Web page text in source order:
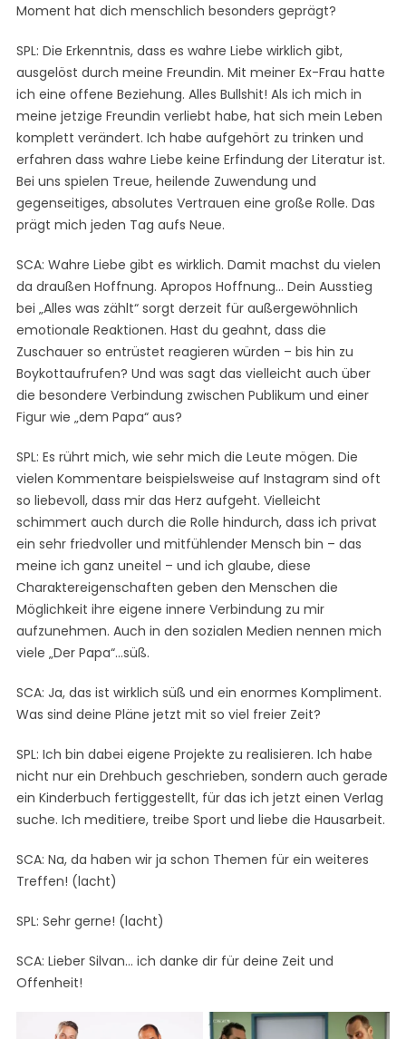
Moment hat dich menschlich besonders geprägt?
SPL: Die Erkenntnis, dass es wahre Liebe wirklich gibt,
ausgelöst durch meine Freundin. Mit meiner Ex-Frau hatte
ich eine offene Beziehung. Alles Bullshit! Als ich mich in
meine jetzige Freundin verliebt habe, hat sich mein Leben
komplett verändert. Ich habe aufgehört zu trinken und
erfahren dass wahre Liebe keine Erfindung der Literatur ist.
Bei uns spielen Treue, heilende Zuwendung und
gegenseitiges, absolutes Vertrauen eine große Rolle. Das
prägt mich jeden Tag aufs Neue.
SCA: Wahre Liebe gibt es wirklich. Damit machst du vielen
da draußen Hoffnung. Apropos Hoffnung… Dein Ausstieg
bei „Alles was zählt“ sorgt derzeit für außergewöhnlich
emotionale Reaktionen. Hast du geahnt, dass die
Zuschauer so entrüstet reagieren würden – bis hin zu
Boykottaufrufen? Und was sagt das vielleicht auch über
die besondere Verbindung zwischen Publikum und einer
Figur wie „dem Papa“ aus?
SPL: Es rührt mich, wie sehr mich die Leute mögen. Die
vielen Kommentare beispielsweise auf Instagram sind oft
so liebevoll, dass mir das Herz aufgeht. Vielleicht
schimmert auch durch die Rolle hindurch, dass ich privat
ein sehr friedvoller und mitfühlender Mensch bin – das
meine ich ganz uneitel – und ich glaube, diese
Charaktereigenschaften geben den Menschen die
Möglichkeit ihre eigene innere Verbindung zu mir
aufzunehmen. Auch in den sozialen Medien nennen mich
viele „Der Papa“…süß.
SCA: Ja, das ist wirklich süß und ein enormes Kompliment.
Was sind deine Pläne jetzt mit so viel freier Zeit?
SPL: Ich bin dabei eigene Projekte zu realisieren. Ich habe
nicht nur ein Drehbuch geschrieben, sondern auch gerade
ein Kinderbuch fertiggestellt, für das ich jetzt einen Verlag
suche. Ich meditiere, treibe Sport und liebe die Hausarbeit.
SCA: Na, da haben wir ja schon Themen für ein weiteres
Treffen! (lacht)
SPL: Sehr gerne! (lacht)
SCA: Lieber Silvan… ich danke dir für deine Zeit und
Offenheit!